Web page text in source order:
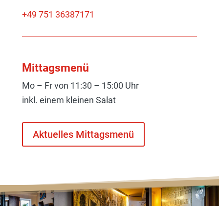
+49 751 36387171
Mittagsmenü
Mo – Fr von 11:30 – 15:00 Uhr
inkl. einem kleinen Salat
Aktuelles Mittagsmenü